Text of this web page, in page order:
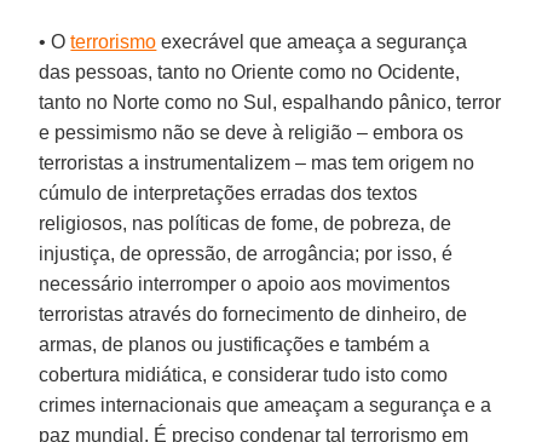
• Oterrorismo execrável que ameaça a segurança
das pessoas, tanto no Oriente como no Ocidente,
tanto no Norte como no Sul, espalhando pânico, terror
e pessimismo não se deve à religião – embora os
terroristas a instrumentalizem – mas tem origem no
cúmulo de interpretações erradas dos textos
religiosos, nas políticas de fome, de pobreza, de
injustiça, de opressão, de arrogância; por isso, é
necessário interromper o apoio aos movimentos
terroristas através do fornecimento de dinheiro, de
armas, de planos ou justificações e também a
cobertura midiática, e considerar tudo isto como
crimes internacionais que ameaçam a segurança e a
paz mundial. É preciso condenar tal terrorismo em